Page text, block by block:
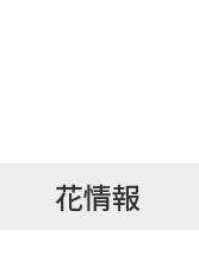
花情報